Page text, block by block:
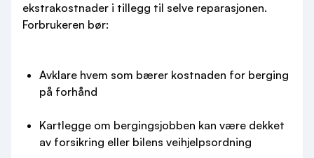
ekstrakostnader i tillegg til selve reparasjonen.
Forbrukeren bør:
Avklare hvem som bærer kostnaden for berging
på forhånd
Kartlegge om bergingsjobben kan være dekket
av forsikring eller bilens veihjelpsordning